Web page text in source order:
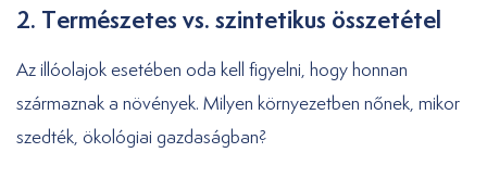
2. Természetes vs. szintetikus összetétel
Az illóolajok esetében oda kell figyelni, hogy honnan
származnak a növények. Milyen környezetben nőnek, mikor
szedték, ökológiai gazdaságban?